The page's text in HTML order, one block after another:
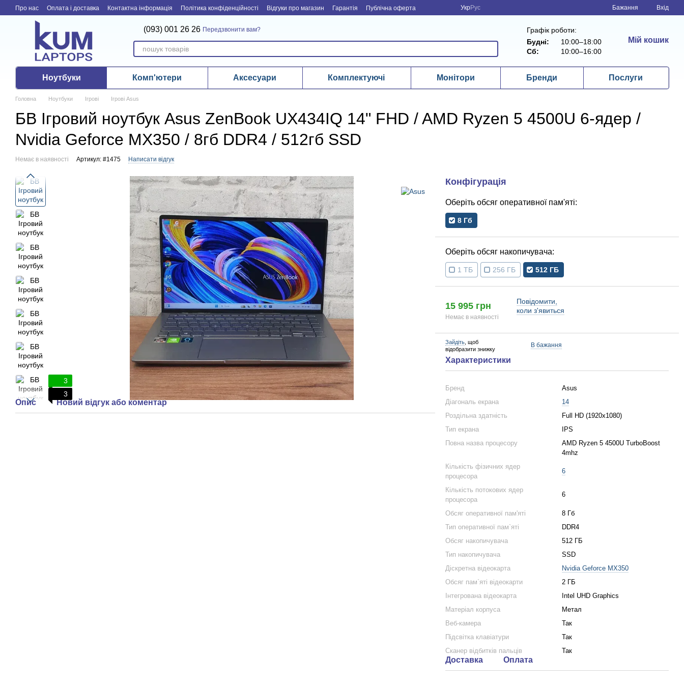
Перейти до основного контенту
Про нас Оплата і доставка Контактна інформація Політика конфіденційності Відгуки про магазин Гарантія Публічна оферта УкрРус Бажання Вхід
(093) 001 26 26 Передзвонити вам?
Графік роботи:
Будні:
10:00–18:00
Сб:
10:00–16:00
Мій кошик
Ноутбуки Комп'ютери Аксесуари Комплектуючі Монітори Бренди Послуги
Головна Ноутбуки Ігрові Ігрові Asus
БВ Ігровий ноутбук Asus ZenBook UX434IQ 14" FHD / AMD Ryzen 5 4500U 6-ядер /
Nvidia Geforce MX350 / 8гб DDR4 / 512гб SSD
Немає в наявності Артикул: #1475 Написати відгук
3
3
Опис Новий відгук або коментар
обсяг оперативної пам'яті
8 Гб
обсяг накопичувача
1 ТБ 256 ГБ 512 ГБ
15 995 грн
Немає в наявності
Повідомити,
коли з'явиться
Зайдіть, щоб
відобразити знижку
В бажання
Характеристики
Бренд
Asus
Діагональ екрана
14
Роздільна здатність
Full HD (1920x1080)
Тип екрана
IPS
Повна назва процесору
AMD Ryzen 5 4500U TurboBoost
4mhz
Кількість фізичних ядер
процесора
6
Кількість потокових ядер
процесора
6
Обсяг оперативної пам'яті
8 Гб
Тип оперативної пам`яті
DDR4
Обсяг накопичувача
512 ГБ
Тип накопичувача
SSD
Діскретна відеокарта
Nvidia Geforce MX350
Обсяг пам`яті відеокарти
2 ГБ
Інтегрована відеокарта
Intel UHD Graphics
Матеріал корпуса
Метал
Веб-камера
Так
Підсвітка клавіатури
Так
Сканер відбитків пальців
Так
Доставка Оплата